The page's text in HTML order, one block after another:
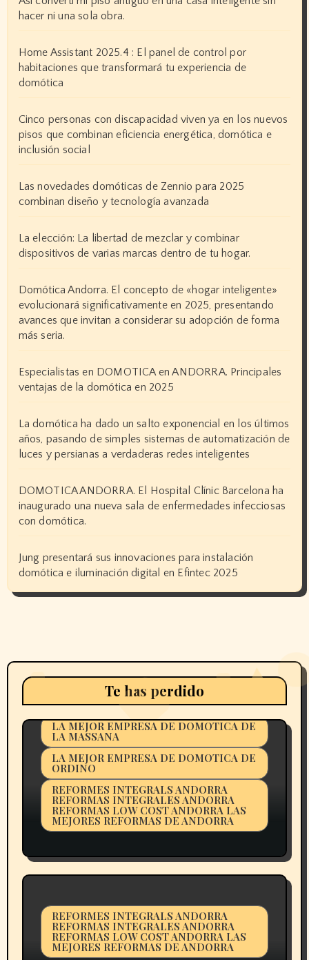
hacer ni una sola obra.
Home Assistant 2025.4 : El panel de control por
habitaciones que transformará tu experiencia de
domótica
Cinco personas con discapacidad viven ya en los nuevos
pisos que combinan eficiencia energética, domótica e
inclusión social
Las novedades domóticas de Zennio para 2025
combinan diseño y tecnología avanzada
La elección: La libertad de mezclar y combinar
dispositivos de varias marcas dentro de tu hogar.
Domótica Andorra. El concepto de «hogar inteligente»
evolucionará significativamente en 2025, presentando
avances que invitan a considerar su adopción de forma
más seria.
Especialistas en DOMOTICA en ANDORRA. Principales
ventajas de la domótica en 2025
La domótica ha dado un salto exponencial en los últimos
años, pasando de simples sistemas de automatización de
luces y persianas a verdaderas redes inteligentes
DOMOTICA ANDORRA. El Hospital Clínic Barcelona ha
inaugurado una nueva sala de enfermedades infecciosas
con domótica.
Jung presentará sus innovaciones para instalación
domótica e iluminación digital en Efintec 2025
Te has perdido
LA MEJOR EMPRESA DE DOMOTICA DE
LA MEJOR EMPRESA DE DOMOTICA DE
ANDORRALA VELLA
LA MEJOR EMPRESA DE DOMOTICA DE
LA MASSANA
LA MEJOR EMPRESA DE DOMOTICA DE
ORDINO
REFORMES INTEGRALS ANDORRA
REFORMAS INTEGRALES ANDORRA
REFORMAS LOW COST ANDORRA LAS
MEJORES REFORMAS DE ANDORRA
+376367246 DOMÓTICA,
INSTALACIONES ELÉCTRICAS,
PRÉMIUM, CORTINAS,
DECORACIÓN E INTERIORISMO DE
LUJO en ANDORRA.
REFORMES INTEGRALS ANDORRA
REFORMAS INTEGRALES ANDORRA
REFORMAS LOW COST ANDORRA LAS
MEJORES REFORMAS DE ANDORRA